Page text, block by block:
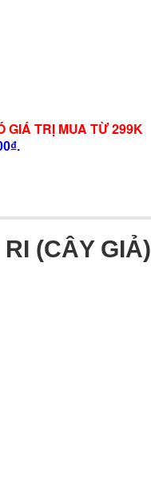
GIÁ TRỊ MUA TỪ 299K
(CÂY GIẢ)